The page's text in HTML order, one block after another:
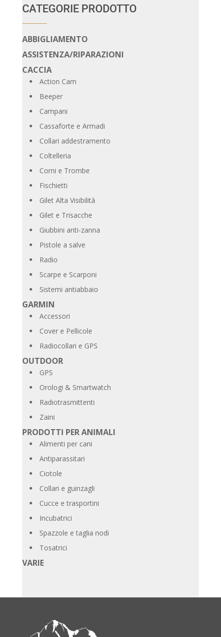
CATEGORIE PRODOTTO
ABBIGLIAMENTO
ASSISTENZA/RIPARAZIONI
CACCIA
Action Cam
Beeper
Campani
Cassaforte e Armadi
Collari addestramento
Coltelleria
Corni e Trombe
Fischietti
Gilet Alta Visibilità
Gilet e Trisacche
Giubbini anti-zanna
Pistole a salve
Radio
Scarpe e Scarponi
Sistemi antiabbaio
GARMIN
Accessori
Cover e Pellicole
Radiocollari e GPS
OUTDOOR
GPS
Orologi & Smartwatch
Radiotrasmittenti
Zaini
PRODOTTI PER ANIMALI
Alimenti per cani
Antiparassitari
Ciotole
Collari e guinzagli
Cucce e trasportini
Incubatrici
Spazzole e taglia nodi
Tosatrici
VARIE